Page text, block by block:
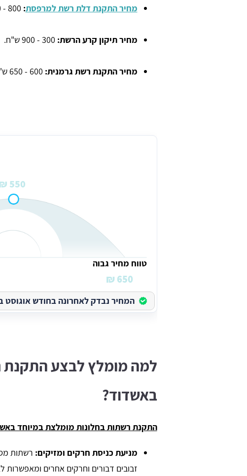
מחיר התקנת דלת רשת למרפסת: 800 - 1200 ש"ח.
מחיר תיקון קרע הרשת: 300 - 900 ש"ח.
מחיר התקנת רשת גרמנית: 600 - 650 ש"ח.
550 ₪
טווח מחיר גבוה
650 ₪
המחיר נבדק לאחרונה בחודש אוגוסט
למה מומלץ לבצע התקנת
באשדוד?
התקנת רשתות בחלונות מומלצת במיוחד
מניעת כניסת חרקים ומזיקים: רשתות
זבובים דבורים וחרקים אחרים